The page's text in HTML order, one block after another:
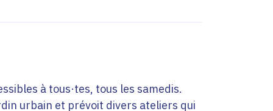
à tous·tes, tous les samedis.
urbain et prévoit divers ateliers qui